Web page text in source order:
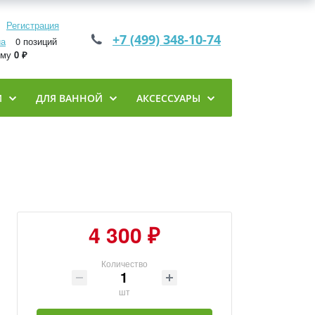
Регистрация
0 позиций
0 ₽
+7 (499) 348-10-74
ДЛЯ ВАННОЙ АКСЕССУАРЫ
4 300 ₽
Количество
шт